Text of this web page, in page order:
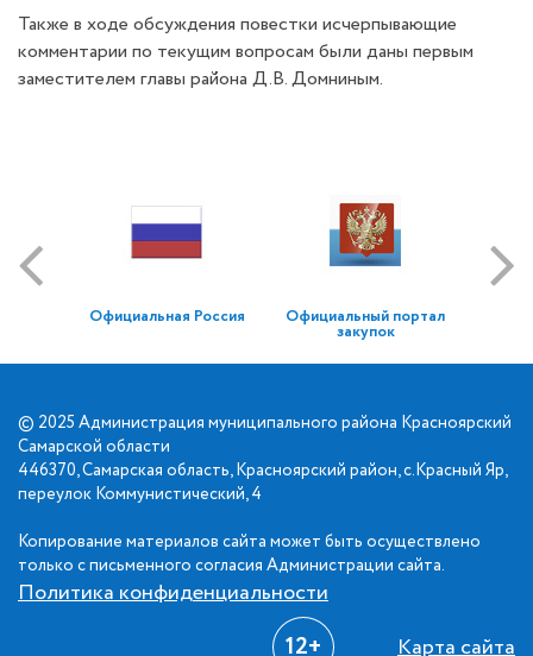
Также в ходе обсуждения повестки исчерпывающие
комментарии по текущим вопросам были даны первым
заместителем главы района Д.В. Домниным.
Официальная Россия Официальный портал
закупок
© 2025 Администрация муниципального района Красноярский
Самарской области
446370, Самарская область, Красноярский район, с.Красный Яр,
переулок Коммунистический, 4
Копирование материалов сайта может быть осуществлено
только с письменного согласия Администрации сайта.
Политика конфиденциальности
12+ Карта сайта